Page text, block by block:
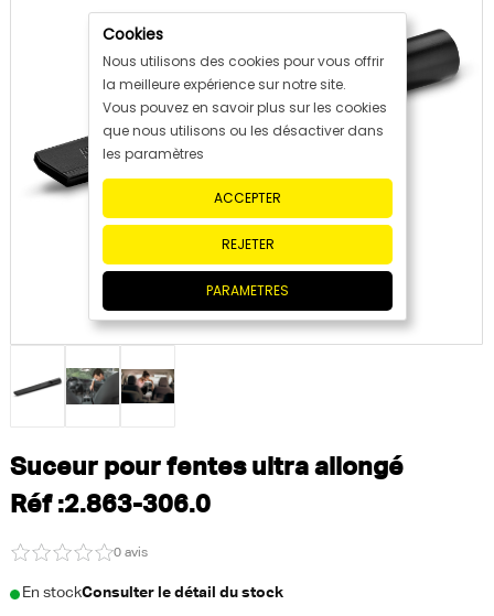
Suceur pour fentes ultra allongé
Réf :2.863-306.0
0 avis
En stockConsulter le détail du stock
Cookies
Nous utilisons des cookies pour vous offrir
la meilleure expérience sur notre site.
Vous pouvez en savoir plus sur les cookies
que nous utilisons ou les désactiver dans
les paramètres
ACCEPTER
REJETER
PARAMETRES